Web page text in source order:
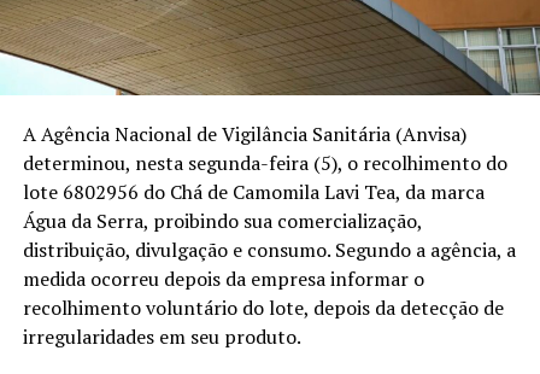
A Agência Nacional de Vigilância Sanitária (Anvisa)
determinou, nesta segunda-feira (5), o recolhimento do
lote 6802956 do Chá de Camomila Lavi Tea, da marca
Água da Serra, proibindo sua comercialização,
distribuição, divulgação e consumo. Segundo a agência, a
medida ocorreu depois da empresa informar o
recolhimento voluntário do lote, depois da detecção de
irregularidades em seu produto.